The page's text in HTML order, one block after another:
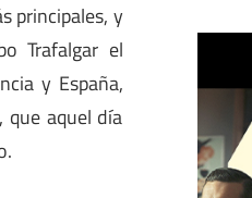
principales, y
Trafalgar el
y España,
que aquel día